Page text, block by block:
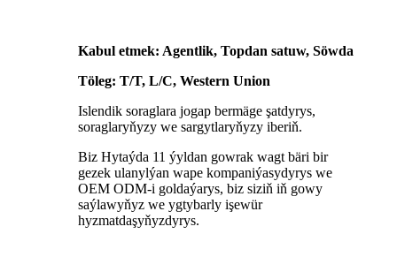
Kabul etmek: Agentlik, Topdan satuw, Söwda
Töleg: T/T, L/C, Western Union
Islendik soraglara jogap bermäge şatdyrys,
soraglaryňyzy we sargytlaryňyzy iberiň.
Biz Hytaýda 11 ýyldan gowrak wagt bäri bir
gezek ulanylýan wape kompaniýasydyrys we
OEM ODM-i goldaýarys, biz siziň iň gowy
saýlawyňyz we ygtybarly işewür
hyzmatdaşyňyzdyrys.